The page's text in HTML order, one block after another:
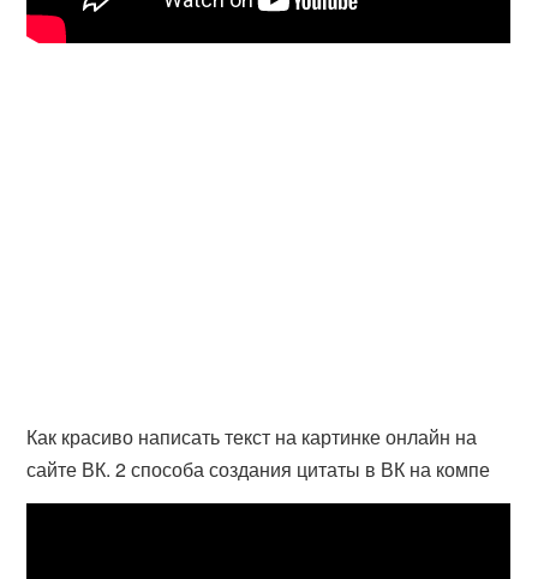
Как красиво написать текст на картинке онлайн на
сайте ВК. 2 способа создания цитаты в ВК на компе